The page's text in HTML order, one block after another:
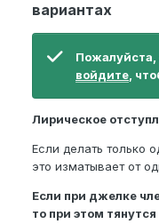
вариантах
Пожалуйста,
войдите ,
Лирическое
Если делать только
это изматывает от
Если при джелке
то при этом